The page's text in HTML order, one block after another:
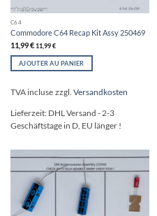
C64
Commodore C64 Recap Kit Assy 250469
11,99€ 11,99€
AJOUTER AU PANIER
TVA incluse zzgl. Versandkosten
Lieferzeit: DHL Versand - 2-3
Geschäftstage in D, EU länger !